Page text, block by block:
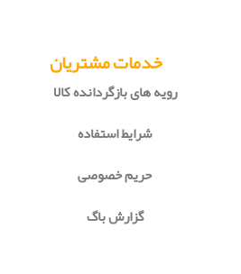
خدمات مشتریان
رویه های بازگردانده کالا
شرایط استفاده
حریم خصوصی
گزارش باگ